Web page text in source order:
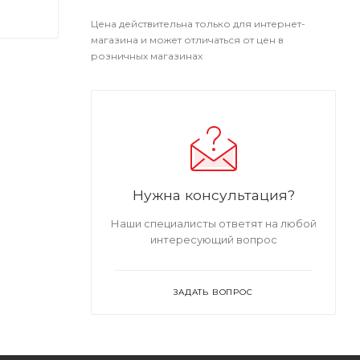
Цена действительна только для интернет-
магазина и может отличаться от цен в
розничных магазинах
Нужна консультация?
Наши специалисты ответят на любой
интересующий вопрос
ЗАДАТЬ ВОПРОС